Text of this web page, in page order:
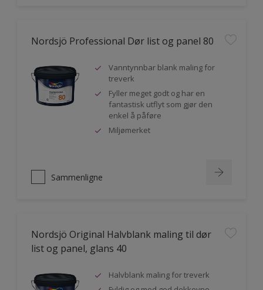
Nordsjö Professional Dør list og panel 80
Vanntynnbar blank maling for
treverk
Fyller meget godt og har en
fantastisk utflyt som gjør den
enkel å påføre
Miljømerket
Sammenligne
Nordsjö Original Halvblank maling til dør
list og panel, glans 40
Halvblank maling for treverk